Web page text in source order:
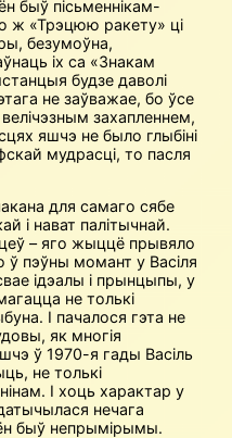
быў пісьменнікам-
ж «Трэцюю ракету» ці
безумоўна,
іх са «Знакам
будзе даволі
не заўважае, бо ўсе
захапленнем,
яшчэ не было глыбіні
мудрасці, то пасля
для самаго сябе
і нават палітычнай.
– яго жыццё прывяло
пэўны момант у Васіля
ідэалы і прынцыпы, у
не толькі
І пачалося гэта не
як многія
ў 1970-я гады Васіль
не толькі
І хоць характар у
нечага
быў непрымірымы.